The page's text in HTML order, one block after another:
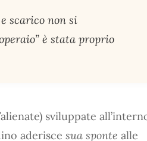
scarico non si
è stata proprio
sviluppate
aderisce sua sponte alle